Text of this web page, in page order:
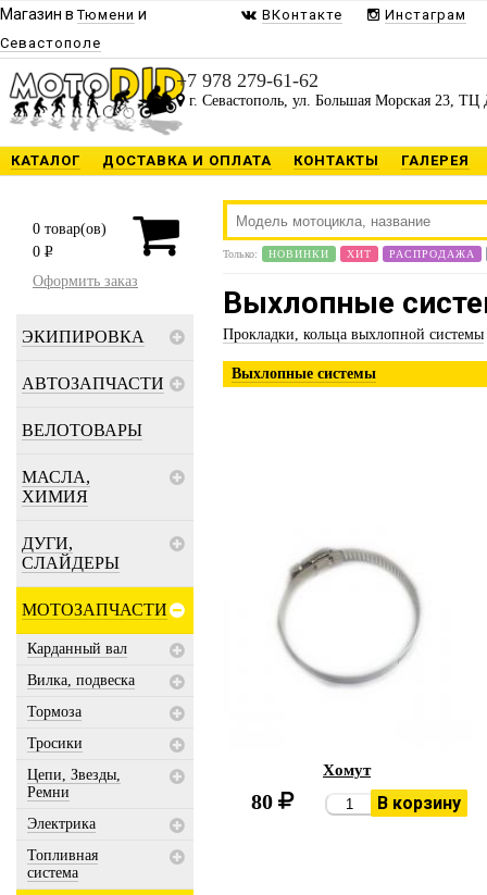
Магазин вТюмени и
Севастополе
ВКонтакте Инстаграм
+7 978 279-61-62
г. Севастополь, ул. Большая Морская 23, ТЦ
КАТАЛОГ ДОСТАВКА И ОПЛАТА КОНТАКТЫ ГАЛЕРЕЯ
0 товар(ов)
0 P
Оформить заказ
ЭКИПИРОВКА
АВТОЗАПЧАСТИ
ВЕЛОТОВАРЫ
МАСЛА,
ХИМИЯ
ДУГИ,
СЛАЙДЕРЫ
МОТОЗАПЧАСТИ
Карданный вал
Вилка, подвеска
Тормоза
Тросики
Цепи, Звезды,
Ремни
Электрика
Топливная
система
Только: НОВИНКИ ХИТ РАСПРОДАЖА
Выхлопные
Прокладки, кольца выхлопной системы
Выхлопные системы
Хомут
80 В корзину